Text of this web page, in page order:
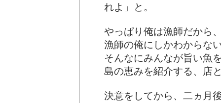
れよ」と。
やっぱり俺は漁師だから
漁師の俺にしかわからな
そんなにみんなが旨い魚
島の恵みを紹介する、店
決意をしてから、二ヵ月